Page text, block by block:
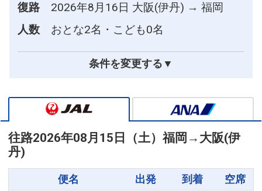
復路
2026年8月16日 大阪(伊丹) → 福岡
人数
おとな2名・こども0名
条件を変更する▼
往路2026年08月15日（土）福岡 → 大阪(伊
丹)
便名 出発 到着 空席